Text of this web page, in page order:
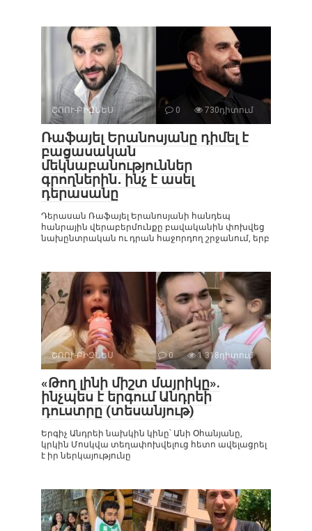
ՇՈՈՒ-ԲԻԶՆԵՍ 0 730դիտում
Ռաֆայել Երանոսյանը դիմել է
բացասական
մեկնաբանություններ
գրողներին․ ինչ է ասել
դերասանը
Դերասան Ռաֆայել Երանոսյանի հանդեպ
հանրային վերաբերմունքը բավականին փոխվեց
նախընտրական ու դրան հաջորդող շրջանում, երբ
ՇՈՈՒ-ԲԻԶՆԵՍ 0 1 318դիտում
«Թող լինի միշտ մայրիկը».
ինչպես է երգում Անդրեի
դուստրը (տեսանյութ)
Երգիչ Անդրեի նախկին կինը՝ Անի Օհանյանը,
կրկին Մոսկվա տեղափոխվելուց հետո ավելացրել
է իր ներկայությունը